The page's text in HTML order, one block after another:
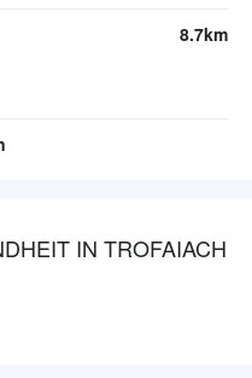
8.7km
IN TROFAIACH